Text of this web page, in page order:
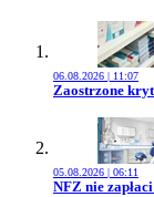
06.08.2026 | 11:07
Przejdź do
Zaostrzone
05.08.2026 | 06:11
Przejdź do
NFZ nie